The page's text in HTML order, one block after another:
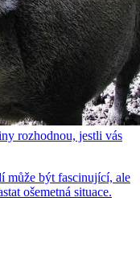
rozhodnou, jestli vás
může být fascinující, ale
ošemetná situace.